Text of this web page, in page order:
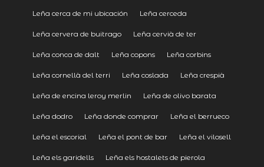
Leña cerca de mi ubicación Leña cerceda
Leña cervera de buitrago Leña cervià de ter
Leña conca de dalt Leña copons Leña corbins
Leña cornellà del terri Leña coslada Leña crespià
Leña de encina leroy merlin Leña de olivo barata
Leña dodro Leña donde comprar Leña el berrueco
Leña el escorial Leña el pont de bar Leña el vilosell
Leña els garidells Leña els hostalets de pierola